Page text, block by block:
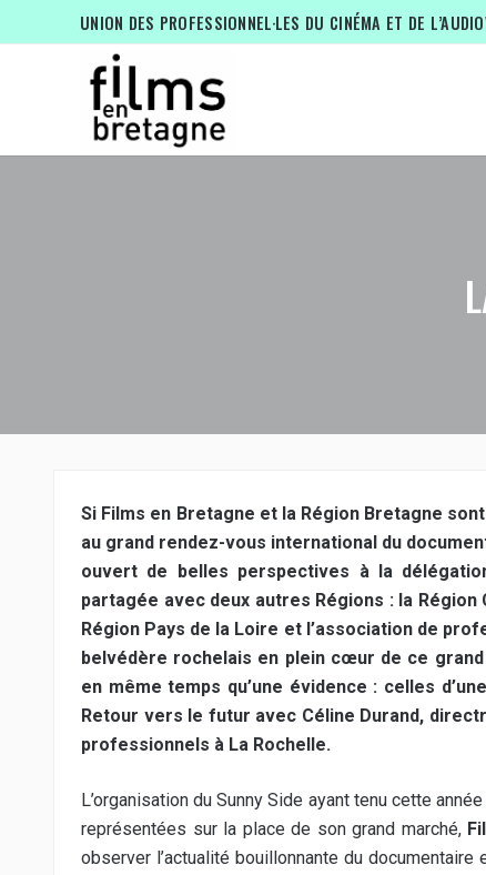
UNION DES PROFESSIONNEL·LES DU CINÉMA ET DE
Si Films en Bretagne et la Région Bretagne
au grand rendez-vous international du
ouvert de belles perspectives à la
partagée avec deux autres Régions : la Région
Région Pays de la Loire et l’association de
belvédère rochelais en plein cœur de ce
en même temps qu’une évidence : celles
Retour vers le futur avec Céline Durand,
professionnels à La Rochelle.
L’organisation du Sunny Side ayant tenu cette
représentées sur la place de son grand marché,
observer l’actualité bouillonnante du